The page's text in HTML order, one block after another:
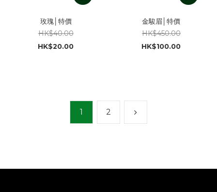
玫瑰│特價
HK$40.00
HK$20.00
金駿眉│特價
HK$450.00
HK$100.00
1 2